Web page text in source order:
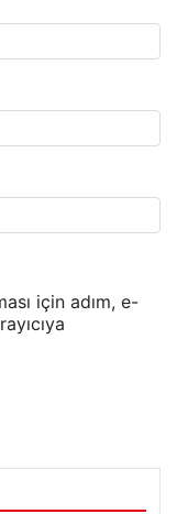
için adım, e-